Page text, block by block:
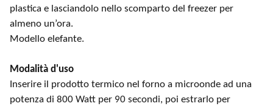
plastica e lasciandolo nello scomparto del freezer per
almeno un’ora.
Modello elefante.
Modalità d'uso
Inserire il prodotto termico nel forno a microonde ad una
potenza di 800 Watt per 90 secondi, poi estrarlo per